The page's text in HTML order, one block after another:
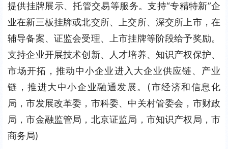
提供挂牌展示、托管交易等服务。支持“专精特新”企
业在新三板挂牌或北交所、上交所、深交所上市，在
辅导备案、证监会受理、上市挂牌等阶段给予奖励。
支持企业开展技术创新、人才培养、知识产权保护、
市场开拓，推动中小企业进入大企业供应链、产业
链，推进大中小企业融通发展。(市经济和信息化
局，市发展改革委，市科委、中关村管委会，市财政
局，市金融监管局，北京证监局，市知识产权局，市
商务局)